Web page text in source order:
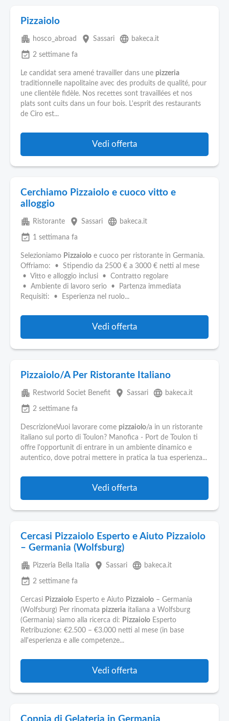
Pizzaiolo
apartment hosco_abroad place Sassari language bakeca.it
event_available 2 settimane fa
Le candidat sera amené travailler dans une pizzeria
traditionnelle napolitaine avec des produits de qualité, pour
une clientèle fidèle. Nos recettes sont travaillées et nos
plats sont cuits dans un four bois. L'esprit des restaurants
de Ciro est...
Vedi offerta
Cerchiamo Pizzaiolo e cuoco vitto e
alloggio
apartment Ristorante place Sassari language bakeca.it
event_available 1 settimana fa
Selezioniamo Pizzaiolo e cuoco per ristorante in Germania.
Offriamo: • Stipendio da 2500 € a 3000 € netti al mese
• Vitto e alloggio inclusi • Contratto regolare
• Ambiente di lavoro serio • Partenza immediata
Requisiti: • Esperienza nel ruolo...
Vedi offerta
Pizzaiolo/A Per Ristorante Italiano
apartment Restworld Societ Benefit place Sassari language bakeca.it
event_available 2 settimane fa
DescrizioneVuoi lavorare come pizzaiolo/a in un ristorante
italiano sul porto di Toulon? Manofica - Port de Toulon ti
offre l'opportunit di entrare in un ambiente dinamico e
autentico, dove potrai mettere in pratica la tua esperienza...
Vedi offerta
Cercasi Pizzaiolo Esperto e Aiuto Pizzaiolo
– Germania (Wolfsburg)
apartment Pizzeria Bella Italia place Sassari language bakeca.it
event_available 2 settimane fa
Cercasi Pizzaiolo Esperto e Aiuto Pizzaiolo – Germania
(Wolfsburg) Per rinomata pizzeria italiana a Wolfsburg
(Germania) siamo alla ricerca di: Pizzaiolo Esperto
Retribuzione: €2.500 – €3.000 netti al mese (in base
all'esperienza e alle competenze...
Vedi offerta